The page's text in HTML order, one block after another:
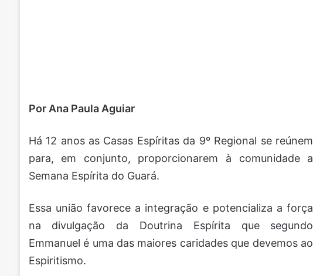
Por Ana Paula Aguiar
Há 12 anos as Casas Espíritas da 9º Regional se reúnem
para, em conjunto, proporcionarem à comunidade a
Semana Espírita do Guará.
Essa união favorece a integração e potencializa a força
na divulgação da Doutrina Espírita que segundo
Emmanuel é uma das maiores caridades que devemos ao
Espiritismo.